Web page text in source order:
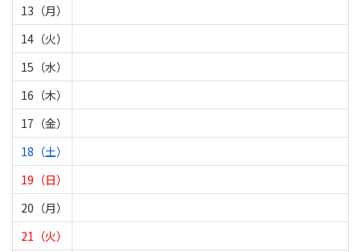
13（月）
14（火）
15（水）
16（木）
17（金）
18（土）
19（日）
20（月）
21（火）